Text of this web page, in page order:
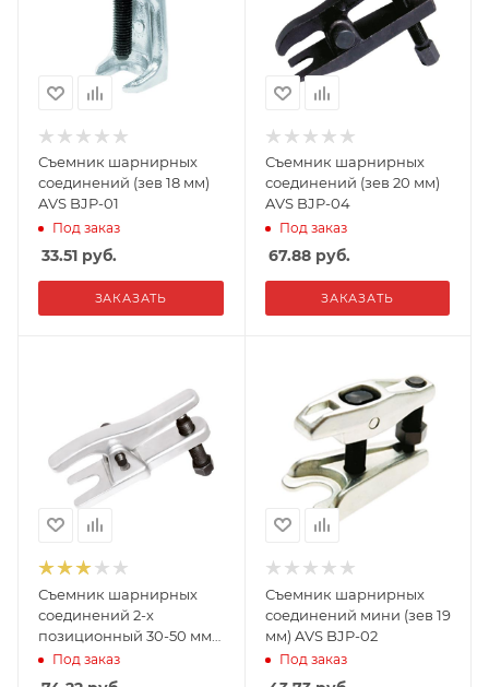
Съемник шарнирных
соединений (зев 18 мм)
AVS BJP-01
Под заказ
33.51 руб.
ЗАКАЗАТЬ
Съемник шарнирных
соединений (зев 20 мм)
AVS BJP-04
Под заказ
67.88руб.
ЗАКАЗАТЬ
Съемник шарнирных
соединений 2-х
позиционный 30-50 мм
(зев 19 мм) AVS BJP-05
Под заказ
Съемник шарнирных
соединений мини (зев 19
мм) AVS BJP-02
Под заказ